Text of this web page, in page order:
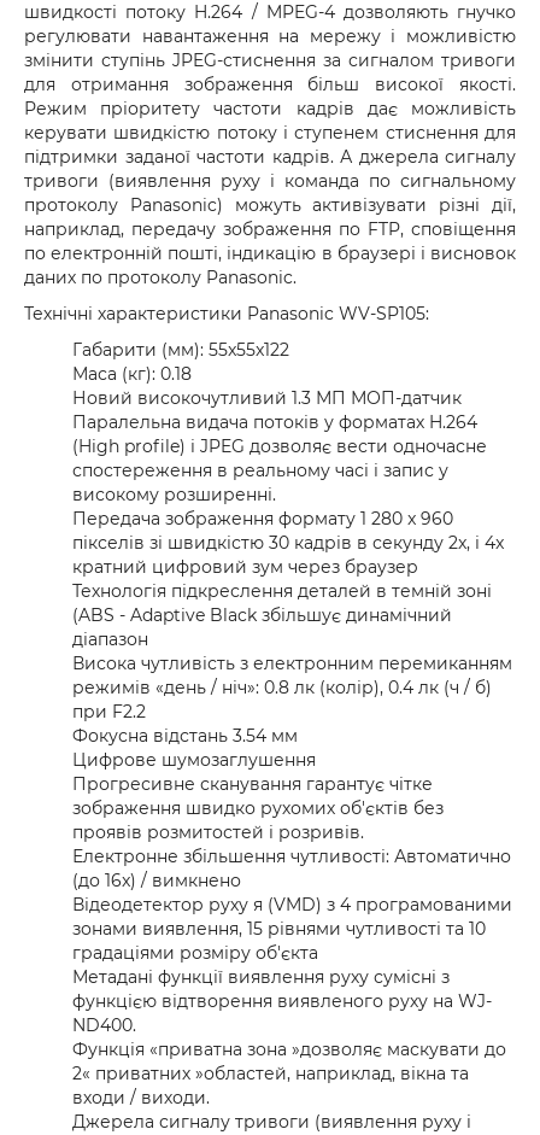
швидкості потоку H.264 / MPEG-4 дозволяють гнучко
регулювати навантаження на мережу і можливістю
змінити ступінь JPEG-стиснення за сигналом тривоги
для отримання зображення більш високої якості.
Режим пріоритету частоти кадрів дає можливість
керувати швидкістю потоку і ступенем стиснення для
підтримки заданої частоти кадрів. А джерела сигналу
тривоги (виявлення руху і команда по сигнальному
протоколу Panasonic) можуть активізувати різні дії,
наприклад, передачу зображення по FTP, сповіщення
по електронній пошті, індикацію в браузері і висновок
даних по протоколу Panasonic.
Технічні характеристики Panasonic WV-SP105:
Габарити (мм): 55x55x122
Маса (кг): 0.18
Новий високочутливий 1.3 МП МОП-датчик
Паралельна видача потоків у форматах H.264
(High profile) і JPEG дозволяє вести одночасне
спостереження в реальному часі і запис у
високому розширенні.
Передача зображення формату 1 280 x 960
пікселів зі швидкістю 30 кадрів в секунду 2x, і 4x
кратний цифровий зум через браузер
Технологія підкреслення деталей в темній зоні
(ABS - Adaptive Black збільшує динамічний
діапазон
Висока чутливість з електронним перемиканням
режимів «день / ніч»: 0.8 лк (колір), 0.4 лк (ч / б)
при F2.2
Фокусна відстань 3.54 мм
Цифрове шумозаглушення
Прогресивне сканування гарантує чітке
зображення швидко рухомих об'єктів без
проявів розмитостей і розривів.
Електронне збільшення чутливості: Автоматично
(до 16x) / вимкнено
Відеодетектор руху я (VMD) з 4 програмованими
зонами виявлення, 15 рівнями чутливості та 10
градаціями розміру об'єкта
Метадані функції виявлення руху сумісні з
функцією відтворення виявленого руху на WJ-
ND400.
Функція «приватна зона »дозволяє маскувати до
2« приватних »областей, наприклад, вікна та
входи / виходи.
Джерела сигналу тривоги (виявлення руху і